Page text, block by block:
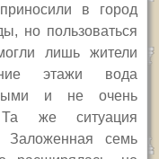
в город
но пользоваться
лишь жители
этажи вода
и не очень
Та же ситуация
Заложенная семь